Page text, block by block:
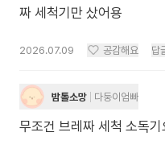
짜 세척기만 샀어용
2026.07.09 공감해요 답
밤톨소망 다둥이엄빠
무조건 브레짜 세척 소독